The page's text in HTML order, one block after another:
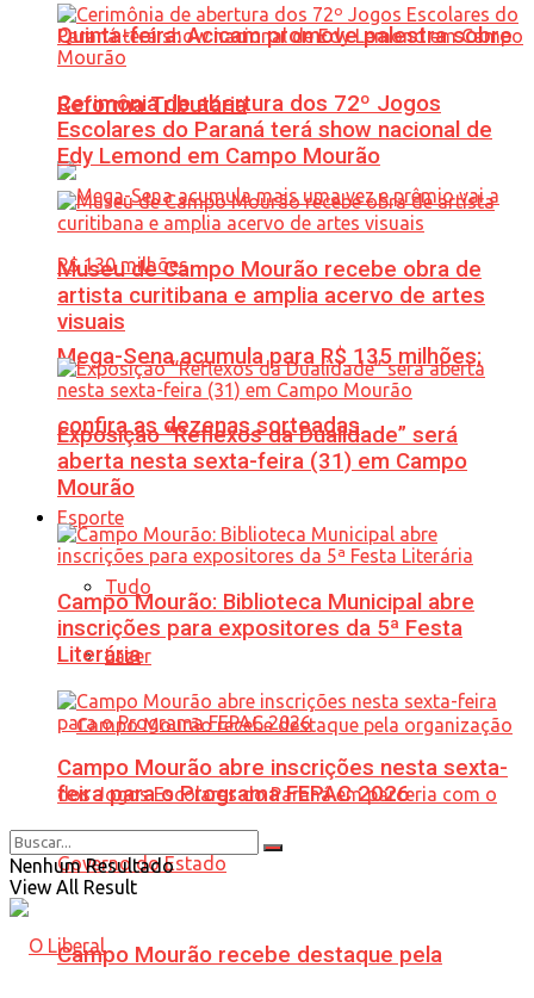
Quinta-feira: Acicam promove palestra sobre
Reforma Tributária
Mega-Sena acumula para R$ 135 milhões;
confira as dezenas sorteadas
Esporte
Tudo
Lazer
Campo Mourão recebe destaque pela
Cerimônia de abertura dos 72º Jogos
Escolares do Paraná terá show nacional de
Edy Lemond em Campo Mourão
Museu de Campo Mourão recebe obra de
artista curitibana e amplia acervo de artes
visuais
Exposição “Reflexos da Dualidade” será
aberta nesta sexta-feira (31) em Campo
Mourão
Campo Mourão: Biblioteca Municipal abre
inscrições para expositores da 5ª Festa
Literária
Campo Mourão abre inscrições nesta sexta-
feira para o Programa FEPAC 2026
Nenhum Resultado
View All Result